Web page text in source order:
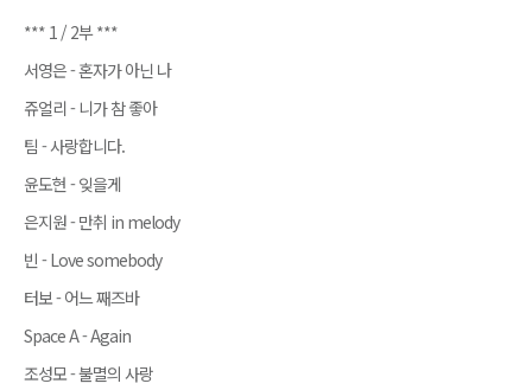
*** 1 / 2부 ***
서영은 - 혼자가 아닌 나
쥬얼리 - 니가 참 좋아
팀 - 사랑합니다.
윤도현 - 잊을게
은지원 - 만취 in melody
빈 - Love somebody
터보 - 어느 째즈바
Space A - Again
조성모 - 불멸의 사랑